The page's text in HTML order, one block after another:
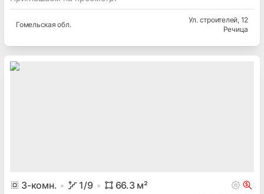
Гомельская обл.
Ул. строителей, 12
Речица
3-комн. 1/9 66.3м²